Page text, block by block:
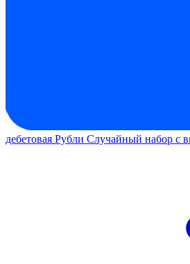
дебетовая Рубли Случайный набор с